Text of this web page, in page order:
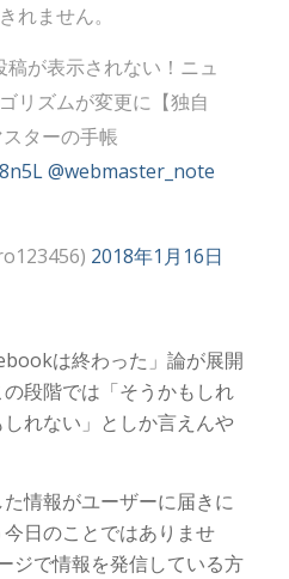
れません。
が表示されない！ニュ
リズムが変更に【独自
ターの手帳
@webmaster_note
2018年1月16日
は終わった」論が展開
段階では「そうかもしれ
れない」としか言えんや
情報がユーザーに届きに
日のことではありませ
ジで情報を発信している方